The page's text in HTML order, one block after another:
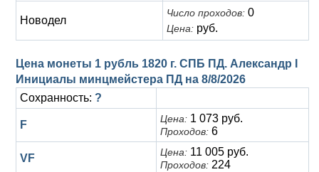
Новодел
Число проходов: 0
Цена: руб.
Цена монеты 1 рубль 1820 г. СПБ ПД. Александр I
Инициалы минцмейстера ПД на 8/8/2026
Сохранность: ?
F Цена: 1 073 руб.
Проходов: 6
VF Цена: 11 005 руб.
Проходов: 224